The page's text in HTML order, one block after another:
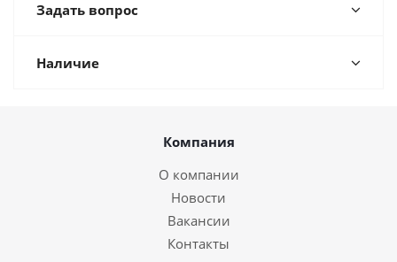
Задать вопрос
Наличие
Компания
О компании
Новости
Вакансии
Контакты